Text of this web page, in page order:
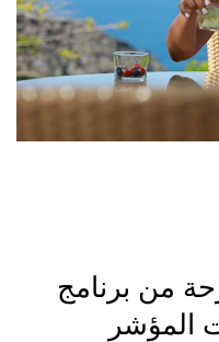
من برنامج
المؤشر